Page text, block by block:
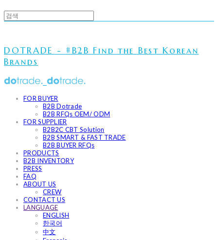
DOTRADE - #B2B Find the Best Korean
Brands
FOR BUYER
B2B Dotrade
B2B RFQs OEM/ ODM
FOR SUPPLIER
B2B2C CBT Solution
B2B SMART & FAST TRADE
B2B BUYER RFQs
PRODUCTS
B2B INVENTORY
PRESS
FAQ
ABOUT US
CREW
CONTACT US
LANGUAGE
ENGLISH
한국어
中文